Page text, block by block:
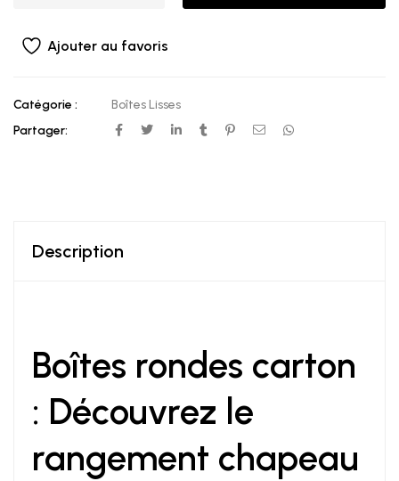
Ajouter au favoris
Catégorie :
Boîtes Lisses
Partager:
Description
Boîtes rondes carton
: Découvrez le
rangement chapeau